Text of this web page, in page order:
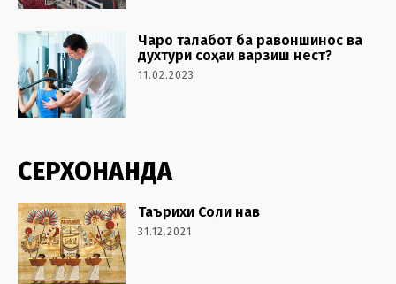
Чаро талабот ба равоншинос ва
духтури соҳаи варзиш нест?
11.02.2023
СЕРХОНАНДА
Таърихи Соли нав
31.12.2021